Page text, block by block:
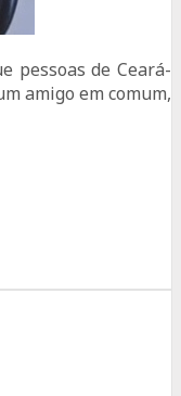
pessoas de Ceará-
amigo em comum,